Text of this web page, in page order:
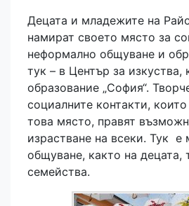
Децата и младежите на
намират своето място за
неформално общуване и
тук – в Център за изкуства,
образование „София“.
социалните контакти,
това място, правят
израстване на всеки. Тук е
общуване, както на децата,
семейства.